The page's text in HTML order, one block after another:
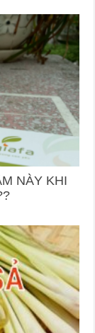
NÀY KHI